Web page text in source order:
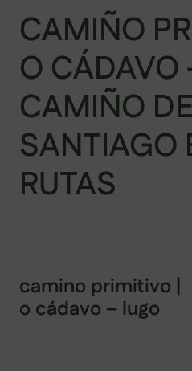
CAMIÑO
O CÁDAVO
CAMIÑO DE
SANTIAGO
RUTAS
camino primitivo ‎|
o cádavo – lugo